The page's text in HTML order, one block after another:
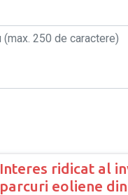
Interes ridicat al
parcuri eoliene